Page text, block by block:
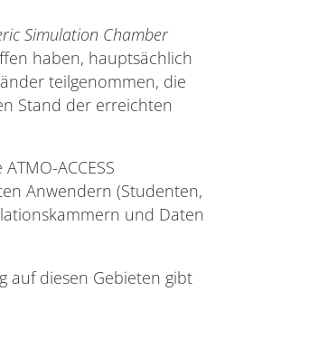
Simulation Chamber
haben, hauptsächlich
teilgenommen, die
Stand der erreichten
ACCESS
Anwendern (Studenten,
und Daten
auf diesen Gebieten gibt